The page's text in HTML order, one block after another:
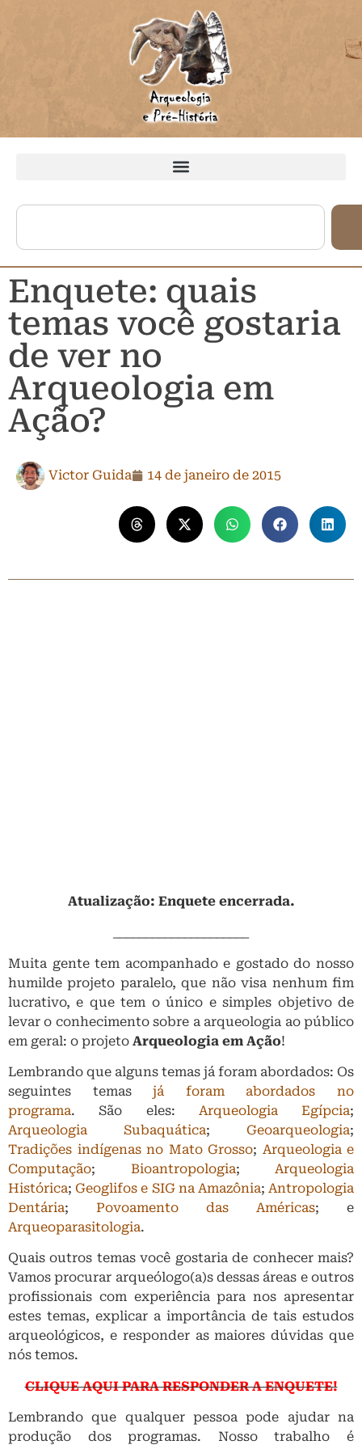
Enquete: quais
temas você gostaria
de ver no
Arqueologia em
Ação?
Victor Guida 14 de janeiro de 2015
Atualização: Enquete encerrada.
Muita gente tem acompanhado e gostado do nosso
humilde projeto paralelo, que não visa nenhum fim
lucrativo, e que tem o único e simples objetivo de
levar o conhecimento sobre a arqueologia ao público
em geral: o projeto Arqueologia em Ação!
Lembrando que alguns temas já foram abordados: Os
seguintes temasjá foram abordados no
programa. São eles: Arqueologia Egípcia;
Arqueologia Subaquática; Geoarqueologia;
Tradições indígenas no Mato Grosso; Arqueologia e
Computação; Bioantropologia; Arqueologia
Histórica;Geoglifos e SIG na Amazônia;Antropologia
Dentária; Povoamento das Américas; e
Arqueoparasitologia.
Quais outros temas você gostaria de conhecer mais?
Vamos procurar arqueólogo(a)s dessas áreas e outros
profissionais com experiência para nos apresentar
estes temas, explicar a importância de tais estudos
arqueológicos, e responder as maiores dúvidas que
nós temos.
CLIQUE AQUI PARA RESPONDER A ENQUETE!
Lembrando que qualquer pessoa pode ajudar na
produção dos programas. Nosso trabalho é